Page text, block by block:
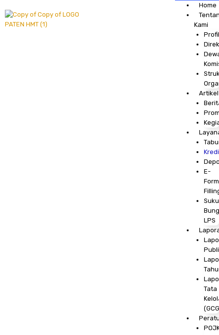
content
Home
Kami
Artikel
E-
Form
Suku
LPS
Tata